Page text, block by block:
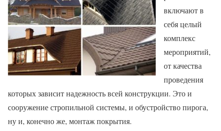
включают в
себя целый
комплекс
мероприятий,
от качества
проведения
которых зависит надежность всей конструкции. Это и
сооружение стропильной системы, и обустройство пирога,
ну и, конечно же, монтаж покрытия.